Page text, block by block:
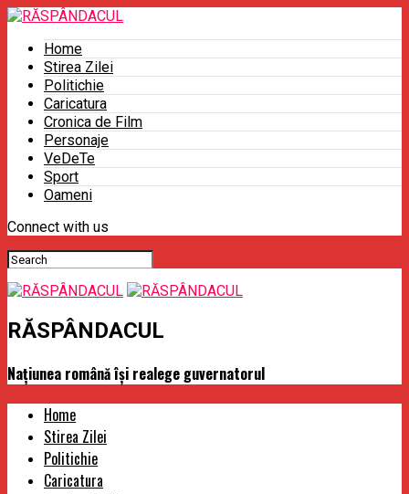
Home
Stirea Zilei
Politichie
Caricatura
Cronica de Film
Personaje
VeDeTe
Sport
Oameni
Connect with us
RĂSPÂNDACUL
Națiunea română își realege guvernatorul
Home
Stirea Zilei
Politichie
Caricatura